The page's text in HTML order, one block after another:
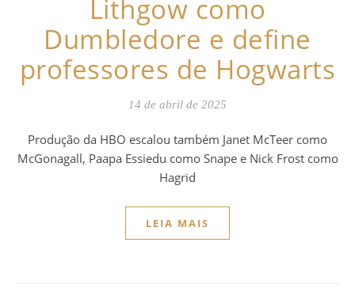
Lithgow como
Dumbledore e define
professores de Hogwarts
14 de abril de 2025
Produção da HBO escalou também Janet McTeer como
McGonagall, Paapa Essiedu como Snape e Nick Frost como
Hagrid
LEIA MAIS